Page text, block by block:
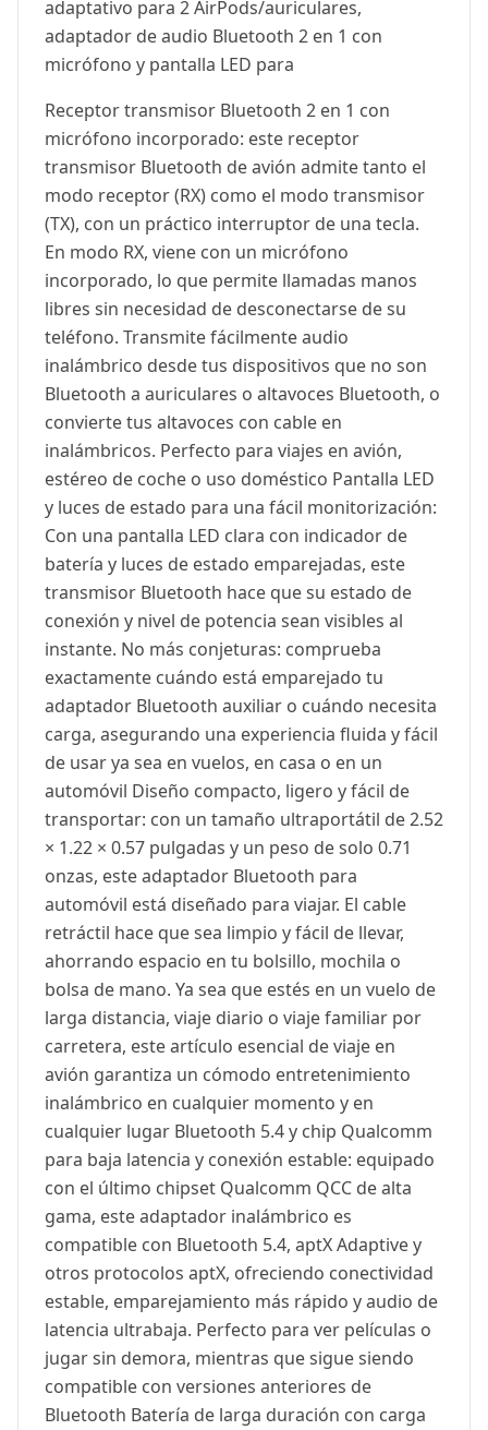
adaptativo para 2 AirPods/auriculares,
adaptador de audio Bluetooth 2 en 1 con
micrófono y pantalla LED para
Receptor transmisor Bluetooth 2 en 1 con
micrófono incorporado: este receptor
transmisor Bluetooth de avión admite tanto el
modo receptor (RX) como el modo transmisor
(TX), con un práctico interruptor de una tecla.
En modo RX, viene con un micrófono
incorporado, lo que permite llamadas manos
libres sin necesidad de desconectarse de su
teléfono. Transmite fácilmente audio
inalámbrico desde tus dispositivos que no son
Bluetooth a auriculares o altavoces Bluetooth, o
convierte tus altavoces con cable en
inalámbricos. Perfecto para viajes en avión,
estéreo de coche o uso doméstico Pantalla LED
y luces de estado para una fácil monitorización:
Con una pantalla LED clara con indicador de
batería y luces de estado emparejadas, este
transmisor Bluetooth hace que su estado de
conexión y nivel de potencia sean visibles al
instante. No más conjeturas: comprueba
exactamente cuándo está emparejado tu
adaptador Bluetooth auxiliar o cuándo necesita
carga, asegurando una experiencia fluida y fácil
de usar ya sea en vuelos, en casa o en un
automóvil Diseño compacto, ligero y fácil de
transportar: con un tamaño ultraportátil de 2.52
× 1.22 × 0.57 pulgadas y un peso de solo 0.71
onzas, este adaptador Bluetooth para
automóvil está diseñado para viajar. El cable
retráctil hace que sea limpio y fácil de llevar,
ahorrando espacio en tu bolsillo, mochila o
bolsa de mano. Ya sea que estés en un vuelo de
larga distancia, viaje diario o viaje familiar por
carretera, este artículo esencial de viaje en
avión garantiza un cómodo entretenimiento
inalámbrico en cualquier momento y en
cualquier lugar Bluetooth 5.4 y chip Qualcomm
para baja latencia y conexión estable: equipado
con el último chipset Qualcomm QCC de alta
gama, este adaptador inalámbrico es
compatible con Bluetooth 5.4, aptX Adaptive y
otros protocolos aptX, ofreciendo conectividad
estable, emparejamiento más rápido y audio de
latencia ultrabaja. Perfecto para ver películas o
jugar sin demora, mientras que sigue siendo
compatible con versiones anteriores de
Bluetooth Batería de larga duración con carga